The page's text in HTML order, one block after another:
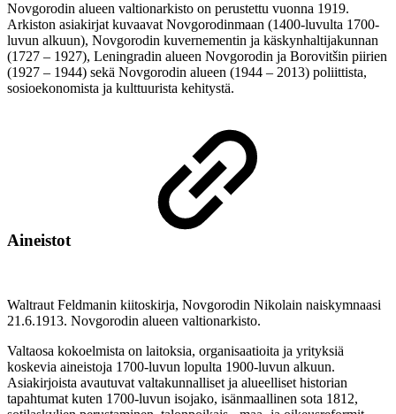
Novgorodin alueen valtionarkisto on perustettu vuonna 1919.
Arkiston asiakirjat kuvaavat Novgorodinmaan (1400-luvulta 1700-
luvun alkuun), Novgorodin kuvernementin ja käskynhaltijakunnan
(1727 – 1927), Leningradin alueen Novgorodin ja Borovitšin piirien
(1927 – 1944) sekä Novgorodin alueen (1944 – 2013) poliittista,
sosioekonomista ja kulttuurista kehitystä.
Aineistot
Waltraut Feldmanin kiitoskirja, Novgorodin Nikolain naiskymnaasi
21.6.1913. Novgorodin alueen valtionarkisto.
Valtaosa kokoelmista on laitoksia, organisaatioita ja yrityksiä
koskevia aineistoja 1700-luvun lopulta 1900-luvun alkuun.
Asiakirjoista avautuvat valtakunnalliset ja alueelliset historian
tapahtumat kuten 1700-luvun isojako, isänmaallinen sota 1812,